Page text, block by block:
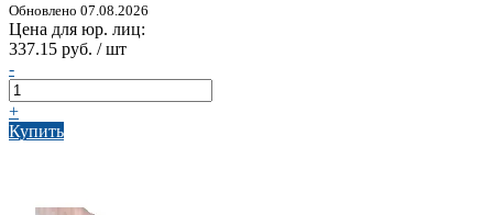
Обновлено 07.08.2026
Цена для юр. лиц:
337.15 руб. / шт
-
+
Купить